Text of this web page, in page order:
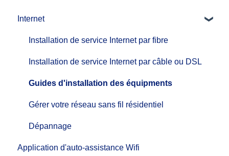
Internet
Installation de service Internet par fibre
Installation de service Internet par câble ou DSL
Guides d'installation des équipments
Gérer votre réseau sans fil résidentiel
Dépannage
Application d'auto-assistance Wifi